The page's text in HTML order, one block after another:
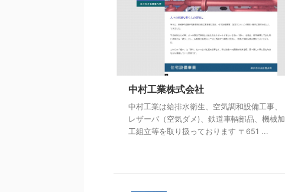
中村工業株式会社
中村工業は給排水衛生、空気調和設備工事、
レザーバ（空気ダメ)、鉄道車輌部品、機械加
工組立等を取り扱っております 〒651 ...